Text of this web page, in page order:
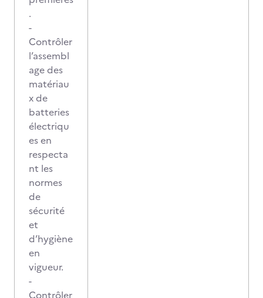
.
-
Contrôler
l’assembl
age des
matériau
x de
batteries
électriqu
es en
respecta
nt les
normes
de
sécurité
et
d’hygiène
en
vigueur.
-
Contrôler